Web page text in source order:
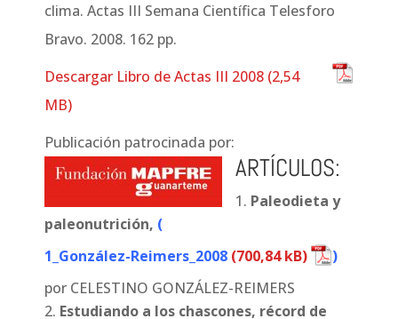
clima. Actas III Semana Científica Telesforo
Bravo. 2008. 162 pp.
Descargar Libro de Actas III 2008
Publicación patrocinada por:
ARTÍCULOS:
Paleodieta y
paleonutrición, (
1_González-Reimers_2008
)
por CELESTINO GONZÁLEZ-REIMERS
Estudiando a los chascones, récord de